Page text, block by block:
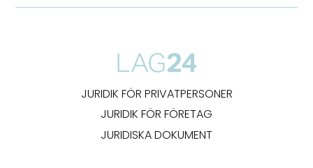
JURIDIK FÖR PRIVATPERSONER
JURIDIK FÖR FÖRETAG
JURIDISKA DOKUMENT